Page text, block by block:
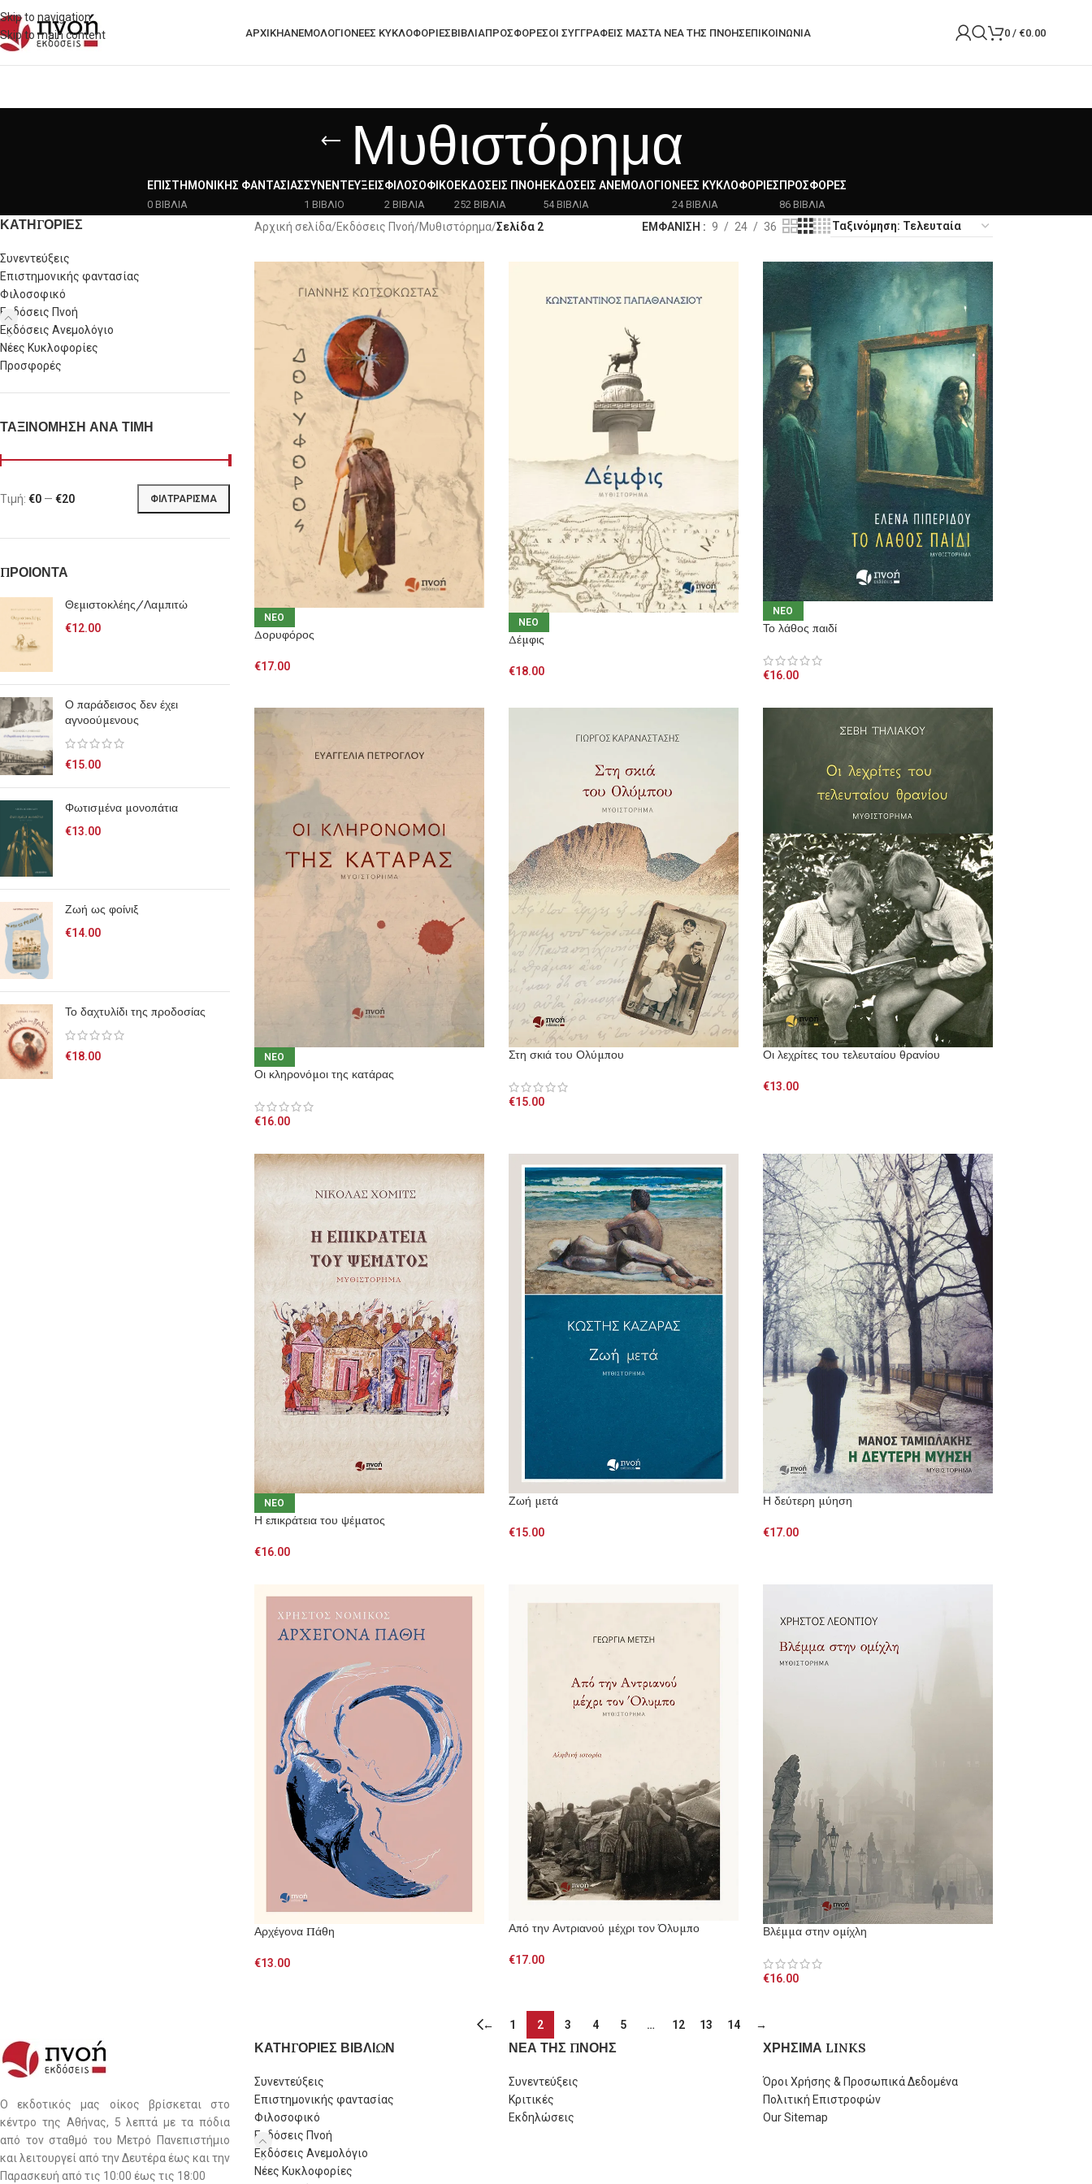
Skip to navigation
Skip to main content
ΑΡΧΙΚΗΑΝΕΜΟΛΟΓΙΟΝΈΕΣ ΚΥΚΛΟΦΟΡΊΕΣΒΙΒΛΙΑΠΡΟΣΦΟΡΈΣΟΙ ΣΥΓΓΡΑΦΕΙΣ ΜΑΣΤΑ ΝΈΑ ΤΗΣ ΠΝΟΉΣΕΠΙΚΟΙΝΩΝΙΑ 0 / €0.00
Μυθιστόρημα
ΕΠΙΣΤΗΜΟΝΙΚΉΣ ΦΑΝΤΑΣΊΑΣ
0 ΒΙΒΛΙΑ
ΣΥΝΕΝΤΕΎΞΕΙΣ
1 ΒΙΒΛΙΟ
ΦΙΛΟΣΟΦΙΚΌ
2 ΒΙΒΛΙΑ
ΕΚΔΌΣΕΙΣ ΠΝΟΉ
252 ΒΙΒΛΙΑ
ΕΚΔΌΣΕΙΣ ΑΝΕΜΟΛΌΓΙΟ
54 ΒΙΒΛΙΑ
ΝΈΕΣ ΚΥΚΛΟΦΟΡΊΕΣ
24 ΒΙΒΛΙΑ
ΠΡΟΣΦΟΡΈΣ
86 ΒΙΒΛΙΑ
ΚΑΤΗΓΟΡΙΕΣ
Συνεντεύξεις
Επιστημονικής φαντασίας
Φιλοσοφικό
Εκδόσεις Πνοή
Εκδόσεις Ανεμολόγιο
Νέες Κυκλοφορίες
Προσφορές
ΤΑΞΙΝΟΜΗΣΗ ΑΝΑ ΤΙΜΗ
ΦΙΛΤΡΆΡΙΣΜΑ
Τιμή: €0 — €20
ΠΡΟΙΟΝΤΑ
Θεμιστοκλέης/Λαμπιτώ
€12.00
Ο παράδεισος δεν έχει
αγνοούμενους
€15.00
Φωτισμένα μονοπάτια
€13.00
Ζωή ως φοίνιξ
€14.00
Το δαχτυλίδι της προδοσίας
€18.00
Αρχική σελίδα/Εκδόσεις Πνοή/Μυθιστόρημα/Σελίδα 2 ΕΜΦΑΝΙΣΗ 9 24 36
NEO
Δορυφόρος
€17.00
NEO
Δέμφις
€18.00
NEO
Το λάθος παιδί
€16.00
NEO
Οι κληρονόμοι της κατάρας
€16.00
Στη σκιά του Ολύμπου
€15.00
Οι λεχρίτες του τελευταίου θρανίου
€13.00
NEO
Η επικράτεια του ψέματος
€16.00
Ζωή μετά
€15.00
Η δεύτερη μύηση
€17.00
Αρχέγονα Πάθη
€13.00
Από την Αντριανού μέχρι τον Όλυμπο
€17.00
Βλέμμα στην ομίχλη
€16.00
← 1 2 3 4 5 … 12 13 14 →
Ο εκδοτικός μας οίκος βρίσκεται στο
κέντρο της Αθήνας, 5 λεπτά με τα πόδια
από τον σταθμό του Μετρό Πανεπιστήμιο
και λειτουργεί από την Δευτέρα έως και την
Παρασκευή από τις 10:00 έως τις 18:00
ΚΑΤΗΓΟΡΙΕΣ ΒΙΒΛΙΩΝ
Συνεντεύξεις
Επιστημονικής φαντασίας
Φιλοσοφικό
Εκδόσεις Πνοή
Εκδόσεις Ανεμολόγιο
Νέες Κυκλοφορίες
ΝΕΑ ΤΗΣ ΠΝΟΗΣ
Συνεντεύξεις
Κριτικές
Εκδηλώσεις
ΧΡΗΣΙΜΑ LINKS
Όροι Χρήσης & Προσωπικά Δεδομένα
Πολιτική Επιστροφών
Our Sitemap